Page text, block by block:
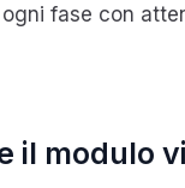
fase con
il modulo